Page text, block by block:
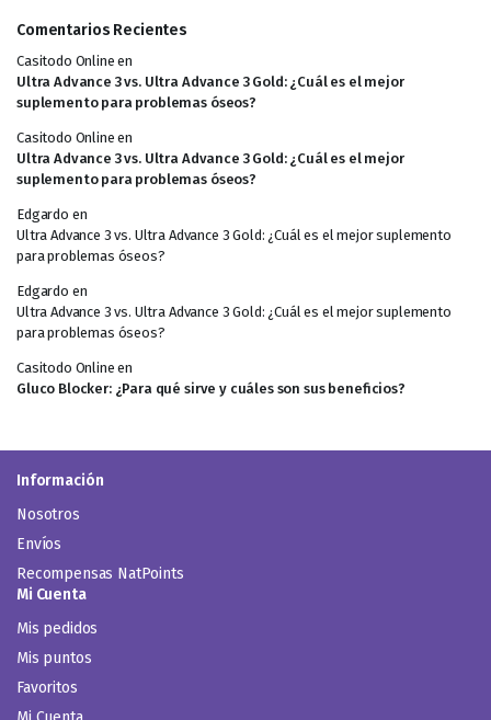
Comentarios Recientes
Casitodo Online en
Ultra Advance 3 vs. Ultra Advance 3 Gold: ¿Cuál es el mejor
suplemento para problemas óseos?
Casitodo Online en
Ultra Advance 3 vs. Ultra Advance 3 Gold: ¿Cuál es el mejor
suplemento para problemas óseos?
Edgardo en
Ultra Advance 3 vs. Ultra Advance 3 Gold: ¿Cuál es el mejor suplemento
para problemas óseos?
Edgardo en
Ultra Advance 3 vs. Ultra Advance 3 Gold: ¿Cuál es el mejor suplemento
para problemas óseos?
Casitodo Online en
Gluco Blocker: ¿Para qué sirve y cuáles son sus beneficios?
Información
Nosotros
Envíos
Recompensas NatPoints
Mi Cuenta
Mis pedidos
Mis puntos
Favoritos